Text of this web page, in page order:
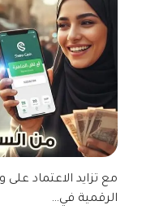
مع تزايد الاعتماد
الرقمية في…